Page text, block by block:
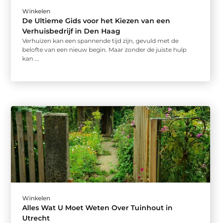
Winkelen
De Ultieme Gids voor het Kiezen van een
Verhuisbedrijf in Den Haag
Verhuizen kan een spannende tijd zijn, gevuld met de
belofte van een nieuw begin. Maar zonder de juiste hulp
kan ...
Winkelen
Alles Wat U Moet Weten Over Tuinhout in
Utrecht